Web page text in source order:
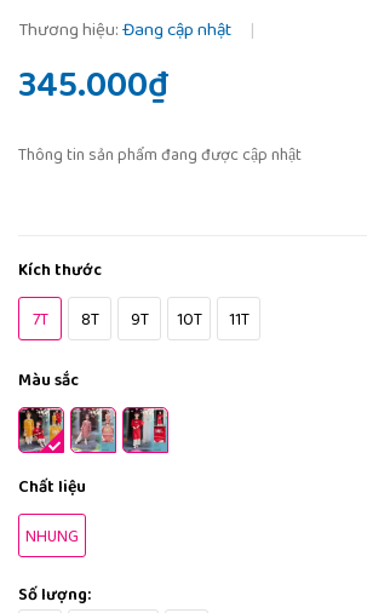
Thương hiệu:Đang cập nhật |
345.000₫
Thông tin sản phẩm đang được cập nhật
Kích thước
7T
8T 9T 10T 11T
Màu sắc
Chất liệu
NHUNG
Số lượng: